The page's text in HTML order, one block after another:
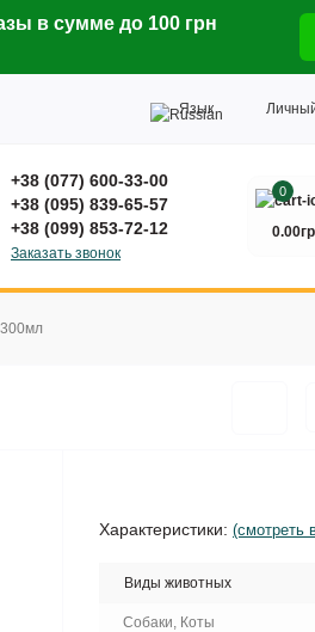
в сумме до 100 грн
Язык
+38 (077) 600-33-00
+38 (095) 839-65-57
+38 (099) 853-72-12
Заказать звонок
0
Характеристики: (смотреть
Виды животных
Собаки, Коты